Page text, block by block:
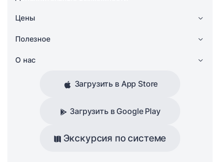
Цены
Полезное
О нас
Загрузить в App Store
Загрузить в Google Play
Экскурсия по системе